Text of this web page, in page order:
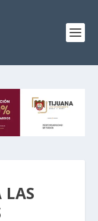
LAS